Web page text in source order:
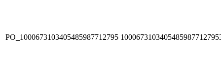
PO_1000673103405485987712795